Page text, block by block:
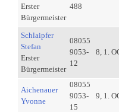
Erster
Bürgermeister
488
Schlaipfer
Stefan
Erster
Bürgermeister
08055
9053-
12
8, 1.
Aichenauer
Yvonne
08055
9053-
15
9, 1.